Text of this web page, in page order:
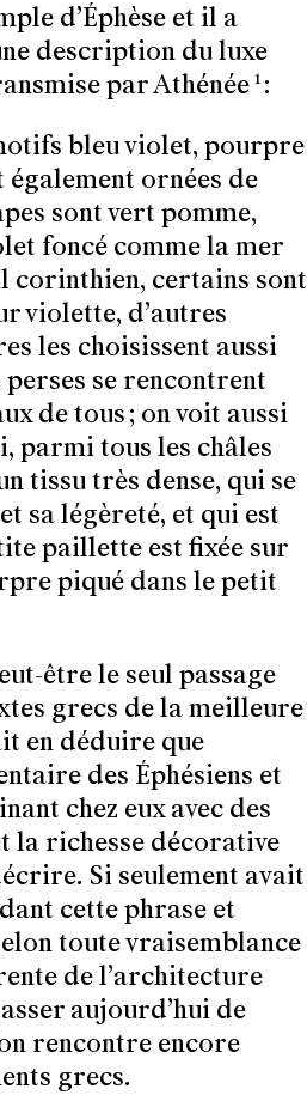
d’Éphèse et il a
description du luxe
par Athénée1:
bleu violet, pourpre
ornées de
sont vert pomme,
foncé comme la mer
corinthien, certains sont
violette, d’autres
les choisissent aussi
se rencontrent
de tous ; on voit aussi
parmi tous les châles
tissu très dense, qui se
sa légèreté, et qui est
paillette est fixée sur
piqué dans le petit
être le seul passage
grecs de la meilleure
en déduire que
des Éphésiens et
chez eux avec des
la richesse décorative
Si seulement avait
cette phrase et
toute vraisemblance
de l’architecture
aujourd’hui de
rencontre encore
grecs.